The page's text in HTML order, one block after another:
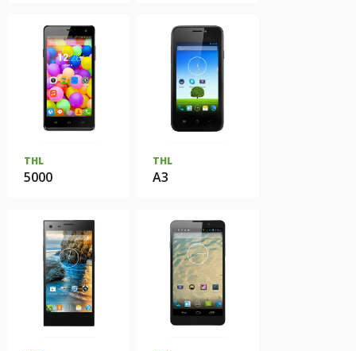
THL
5000
THL
A3